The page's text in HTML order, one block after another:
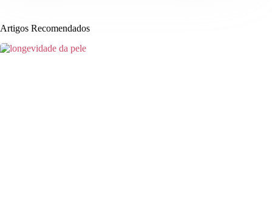
Artigos Recomendados